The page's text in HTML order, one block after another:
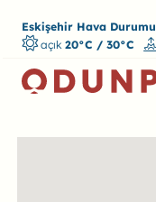
Eskişehir Hava Durumu
açık 20°C / 30°C